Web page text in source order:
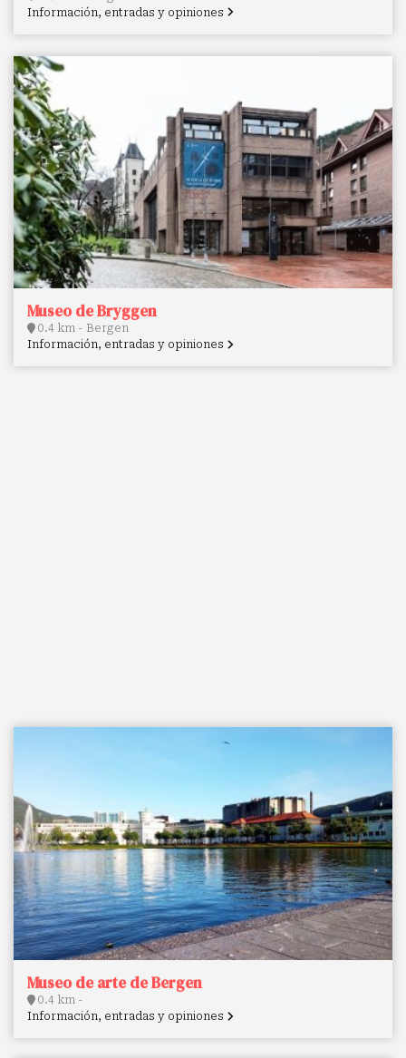
Información, entradas y opiniones
Museo de Bryggen
0.4 km - Bergen
Información, entradas y opiniones
Museo de arte de Bergen
0.4 km -
Información, entradas y opiniones